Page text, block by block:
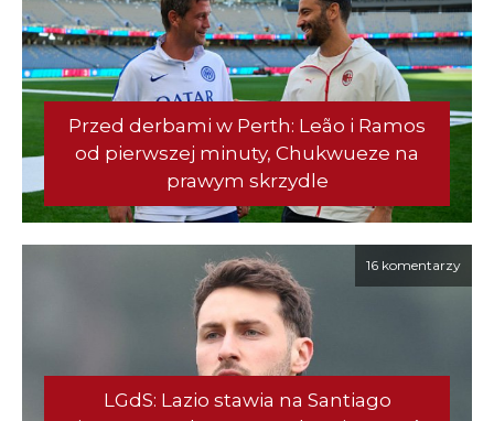
Przed derbami w Perth: Leão i Ramos
od pierwszej minuty, Chukwueze na
prawym skrzydle
16 komentarzy
LGdS: Lazio stawia na Santiago